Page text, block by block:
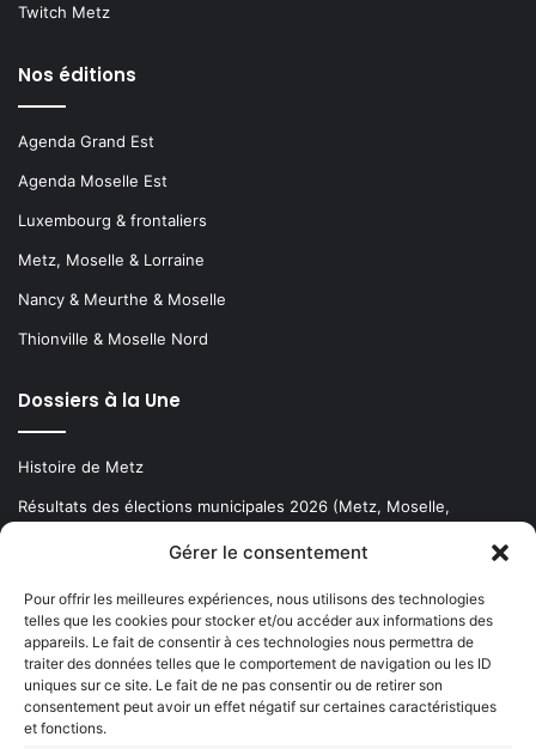
Gérer le consentement
Pour offrir les meilleures expériences, nous utilisons des technologies
telles que les cookies pour stocker et/ou accéder aux informations des
appareils. Le fait de consentir à ces technologies nous permettra de
traiter des données telles que le comportement de navigation ou les ID
uniques sur ce site. Le fait de ne pas consentir ou de retirer son
consentement peut avoir un effet négatif sur certaines caractéristiques
et fonctions.
Twitch Metz
Nos éditions
Agenda Grand Est
Agenda Moselle Est
Luxembourg & frontaliers
Metz, Moselle & Lorraine
Nancy & Meurthe & Moselle
Thionville & Moselle Nord
Dossiers à la Une
Histoire de Metz
Résultats des élections municipales 2026 (Metz, Moselle,
Newsletter gratuite